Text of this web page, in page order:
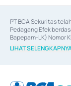
PT BCA Sekuritas
Pedagang Efek
Bapepam-LK) Nomor
06/D.04/2014 tanggal
Efek berdasarkan
LIHAT